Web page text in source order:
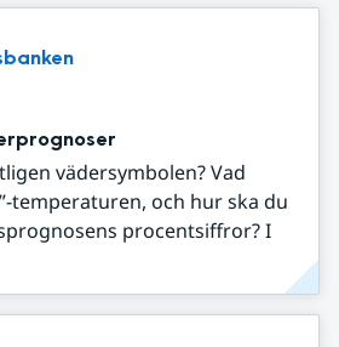
vädersymbolen? Vad
temperaturen, och hur ska du
procentsiffror? I